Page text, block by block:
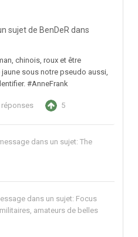
sujet de BenDeR dans
chinois, roux et être
sous notre pseudo aussi,
#AnneFrank
réponses 5
dans un sujet: The
dans un sujet: Focus
amateurs de belles